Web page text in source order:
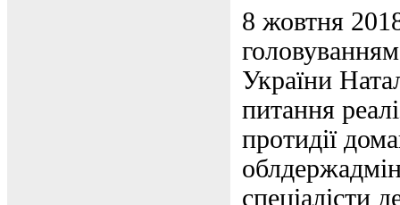
8 жовтня
України
питання
протидії
спеціалісти